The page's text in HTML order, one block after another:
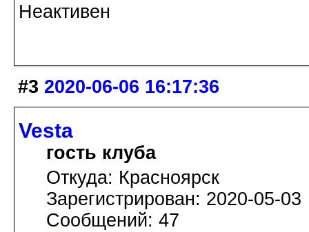
Неактивен
#3 2020-06-06 16:17:36
Vesta
гость клуба
Откуда: Красноярск
Зарегистрирован: 2020-05-03
Сообщений: 47